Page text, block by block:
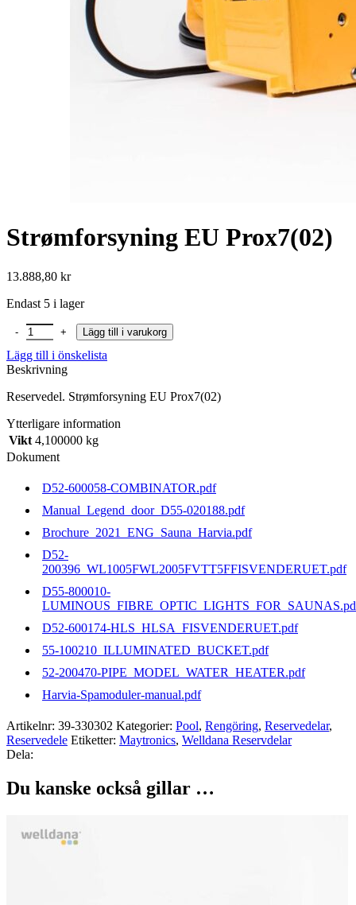
Strømforsyning EU Prox7(02)
13.888,80 kr
Endast 5 i lager
Strømforsyning EU Prox7(02) mängd
Lägg till i varukorg
Lägg till i önskelista
Beskrivning
Reservedel. Strømforsyning EU Prox7(02)
Ytterligare information
Vikt 4,100000 kg
Dokument
D52-600058-COMBINATOR.pdf
Manual_Legend_door_D55-020188.pdf
Brochure_2021_ENG_Sauna_Harvia.pdf
D52-
200396_WL1005FWL2005FVTT5FFISVENDERUET.pdf
D55-800010-
D52-600174-HLS_HLSA_FISVENDERUET.pdf
55-100210_ILLUMINATED_BUCKET.pdf
52-200470-PIPE_MODEL_WATER_HEATER.pdf
Harvia-Spamoduler-manual.pdf
Artikelnr: 39-330302 Kategorier: Pool, Rengöring, Reservedelar,
Reservedele Etiketter: Maytronics, Welldana Reservdelar
Dela:
Du kanske också gillar …